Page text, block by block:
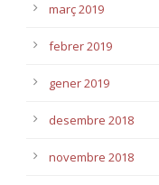
març 2019
febrer 2019
gener 2019
desembre 2018
novembre 2018